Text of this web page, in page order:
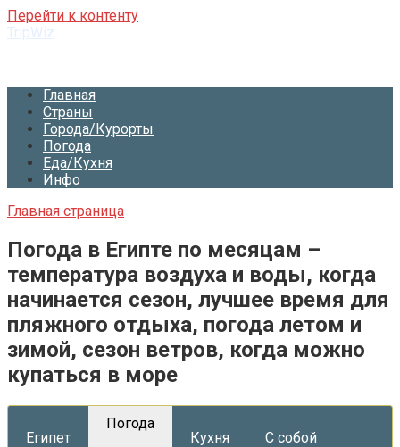
Перейти к контенту
TripWiz
Главная
Страны
Города/Курорты
Погода
Еда/Кухня
Инфо
Главная страница
Погода в Египте по месяцам –
температура воздуха и воды, когда
начинается сезон, лучшее время для
пляжного отдыха, погода летом и
зимой, сезон ветров, когда можно
купаться в море
Египет
Погода
Кухня
С собой